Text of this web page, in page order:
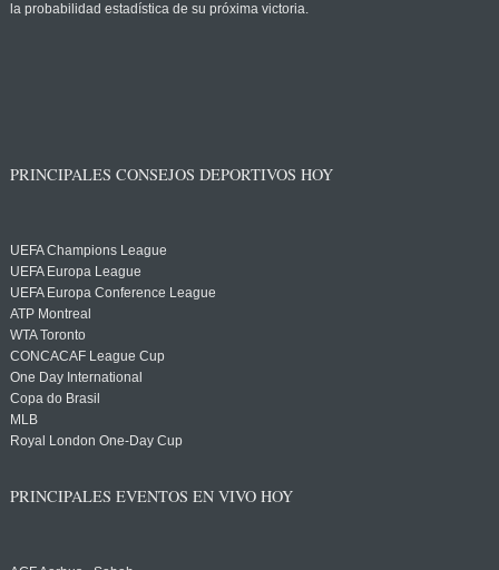
la probabilidad estadística de su próxima victoria.
PRINCIPALES CONSEJOS DEPORTIVOS HOY
UEFA Champions League
UEFA Europa League
UEFA Europa Conference League
ATP Montreal
WTA Toronto
CONCACAF League Cup
One Day International
Copa do Brasil
MLB
Royal London One-Day Cup
PRINCIPALES EVENTOS EN VIVO HOY